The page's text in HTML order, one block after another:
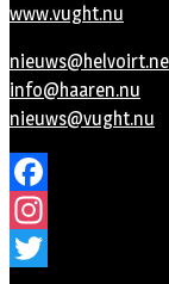
www.vught.nu
info@haaren.nu
nieuws@vught.nu
Facebook
Instagram